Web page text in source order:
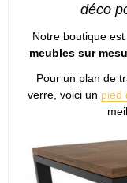
déco
Notre boutique
meubles sur
Pour un plan de
verre, voici un pied